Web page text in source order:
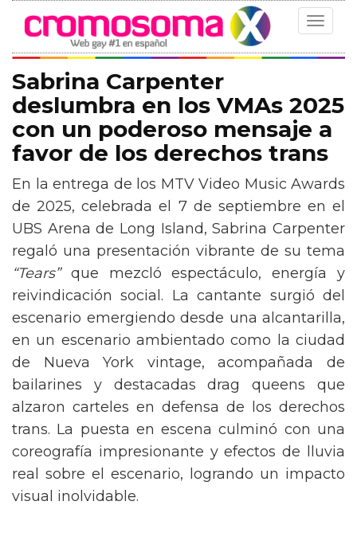
Toggle
Sabrina Carpenter
deslumbra en los VMAs 2025
con un poderoso mensaje a
favor de los derechos trans
En la entrega de los MTV Video Music Awards
de 2025, celebrada el 7 de septiembre en el
UBS Arena de Long Island, Sabrina Carpenter
regaló una presentación vibrante de su tema
“Tears”que mezcló espectáculo, energía y
reivindicación social. La cantante surgió del
escenario emergiendo desde una alcantarilla,
en un escenario ambientado como la ciudad
de Nueva York vintage, acompañada de
bailarines y destacadas drag queens que
alzaron carteles en defensa de los derechos
trans. La puesta en escena culminó con una
coreografía impresionante y efectos de lluvia
real sobre el escenario, logrando un impacto
visual inolvidable.